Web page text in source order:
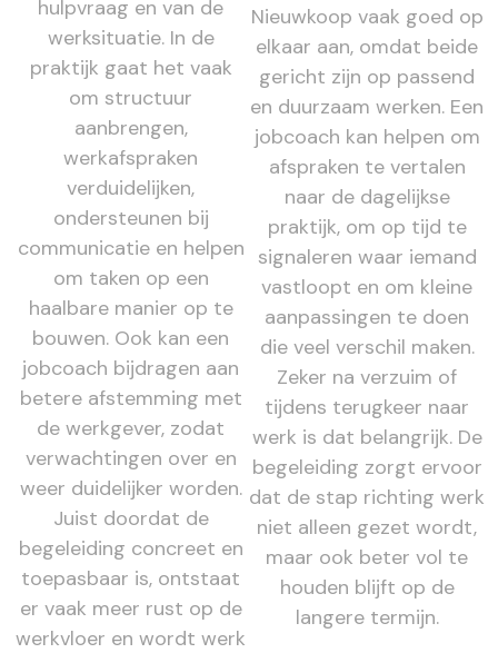
hulpvraag en van de
werksituatie. In de
praktijk gaat het vaak
om structuur
aanbrengen,
werkafspraken
verduidelijken,
ondersteunen bij
communicatie en helpen
om taken op een
haalbare manier op te
bouwen. Ook kan een
jobcoach bijdragen aan
betere afstemming met
de werkgever, zodat
verwachtingen over en
weer duidelijker worden.
Juist doordat de
begeleiding concreet en
toepasbaar is, ontstaat
er vaak meer rust op de
werkvloer en wordt werk
Nieuwkoop vaak goed op
elkaar aan, omdat beide
gericht zijn op passend
en duurzaam werken. Een
jobcoach kan helpen om
afspraken te vertalen
naar de dagelijkse
praktijk, om op tijd te
signaleren waar iemand
vastloopt en om kleine
aanpassingen te doen
die veel verschil maken.
Zeker na verzuim of
tijdens terugkeer naar
werk is dat belangrijk. De
begeleiding zorgt ervoor
dat de stap richting werk
niet alleen gezet wordt,
maar ook beter vol te
houden blijft op de
langere termijn.